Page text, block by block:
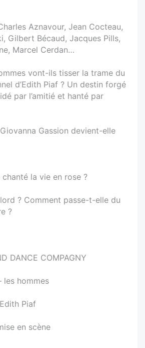
Aznavour, Jean Cocteau,
Gilbert Bécaud, Jacques Pills,
Marcel Cerdan…
vont-ils tisser la trame du
d’Edith Piaf ? Un destin forgé
par l’amitié et hanté par
Gassion devient-elle
la vie en rose ?
? Comment passe-t-elle du
?
DANCE COMPAGNY
les hommes
Piaf
en scène